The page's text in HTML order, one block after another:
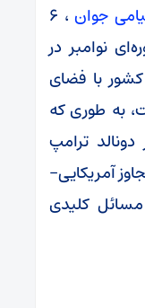
جوان
، ۶
نوامبر در
با فضای
به طوری که
ترامپ
آمریکایی-
کلیدی